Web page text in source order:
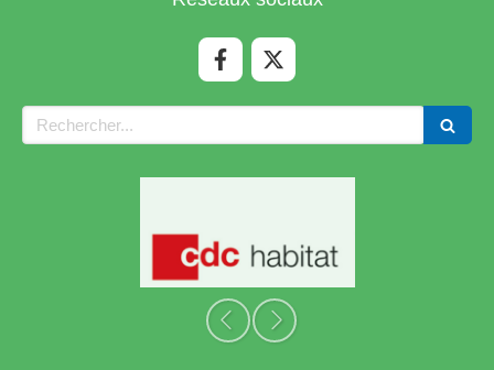
Rechercher
Slide précédent
Slide suivant